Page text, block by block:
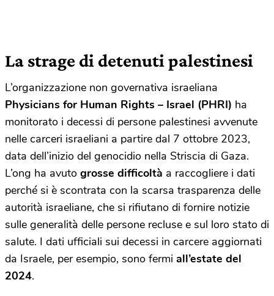
La strage di detenuti palestinesi
L’organizzazione non governativa israeliana
Physicians for Human Rights – Israel (PHRI) ha
monitorato i decessi di persone palestinesi avvenute
nelle carceri israeliani a partire dal 7 ottobre 2023,
data dell’inizio del genocidio nella Striscia di Gaza.
L’ong ha avuto grosse difficoltà a raccogliere i dati
perché si è scontrata con la scarsa trasparenza delle
autorità israeliane, che si rifiutano di fornire notizie
sulle generalità delle persone recluse e sul loro stato di
salute. I dati ufficiali sui decessi in carcere aggiornati
da Israele, per esempio, sono fermi all’estate del
2024.